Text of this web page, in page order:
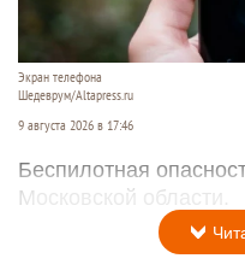
Экран телефона
Шедеврум/Altapress.ru
9 августа 2026 в 17:46
Беспилотная
Московской области.